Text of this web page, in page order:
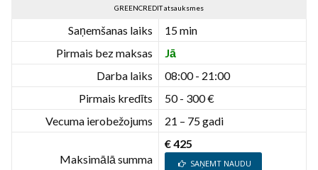
GREENCREDIT atsauksmes
Saņemšanas laiks
15 min
Pirmais bez maksas
Jā
Darba laiks
08:00 - 21:00
Pirmais kredīts
50 - 300 €
Vecuma ierobežojums
21 – 75 gadi
Maksimālā summa
€ 425
SAŅEMT NAUDU